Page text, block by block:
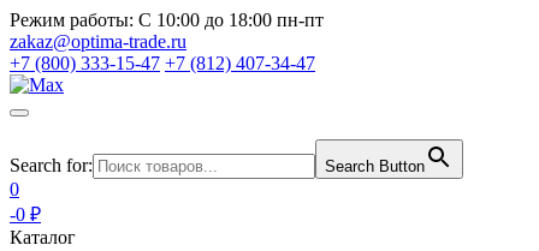
Режим работы: С 10:00 до 18:00 пн-пт
zakaz@optima-trade.ru
+7 (800) 333-15-47 +7 (812) 407-34-47
Search for: Search Button
0
-0 ₽
Каталог